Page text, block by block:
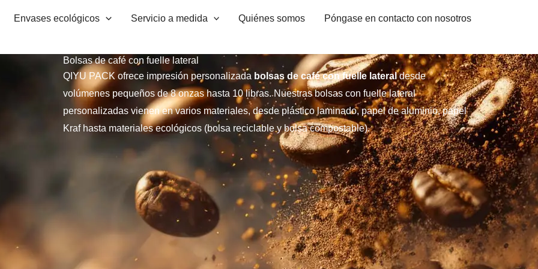
Envases ecológicos Servicio a medida Quiénes somos
Póngase en contacto con nosotros
Bolsas de café con fuelle lateral
QIYU PACK ofrece impresión personalizada bolsas de café con fuelle lateraldesde
volúmenes pequeños de 8 onzas hasta 10 libras. Nuestras bolsas con fuelle lateral
personalizadas vienen en varios materiales, desde plástico laminado, papel de aluminio, papel
Kraf hasta materiales ecológicos (bolsa reciclable y bolsa compostable).